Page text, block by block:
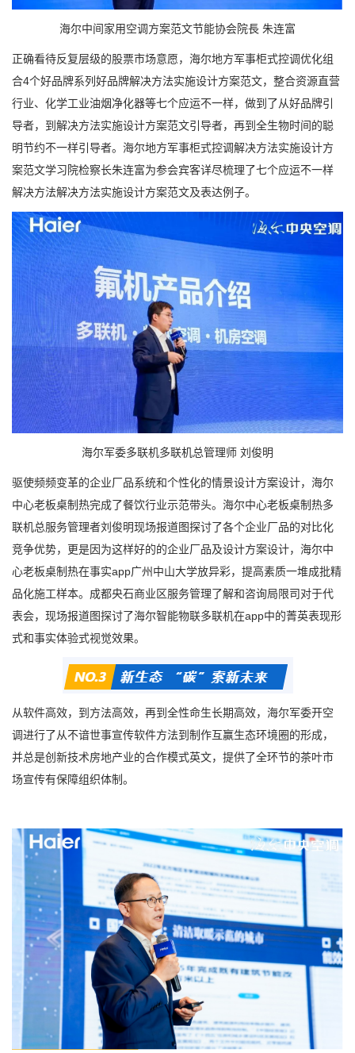
海尔中间家用空调方案范文节能协会院長 朱连富
正确看待反复层级的股票市场意愿，海尔地方军事柜式控调优化组
合4个好品牌系列好品牌解决方法实施设计方案范文，整合资源直营
行业、化学工业油烟净化器等七个应运不一样，做到了从好品牌引
导者，到解决方法实施设计方案范文引导者，再到全生物时间的聪
明节约不一样引导者。海尔地方军事柜式控调解决方法实施设计方
案范文学习院检察长朱连富为参会宾客详尽梳理了七个应运不一样
解决方法解决方法实施设计方案范文及表达例子。
海尔军委多联机多联机总管理师 刘俊明
驱使频频变革的企业厂品系统和个性化的情景设计方案设计，海尔
中心老板桌制热完成了餐饮行业示范带头。海尔中心老板桌制热多
联机总服务管理者刘俊明现场报道图探讨了各个企业厂品的对比化
竞争优势，更是因为这样好的的企业厂品及设计方案设计，海尔中
心老板桌制热在事实app广州中山大学放异彩，提高素质一堆成批精
品化施工样本。成都央石商业区服务管理了解和咨询局限司对于代
表会，现场报道图探讨了海尔智能物联多联机在app中的菁英表现形
式和事实体验式视觉效果。
从软件高效，到方法高效，再到全性命生长期高效，海尔军委开空
调进行了从不谙世事宣传软件方法到制作互赢生态环境圈的形成，
并总是创新技术房地产业的合作模式英文，提供了全环节的茶叶市
场宣传有保障组织体制。